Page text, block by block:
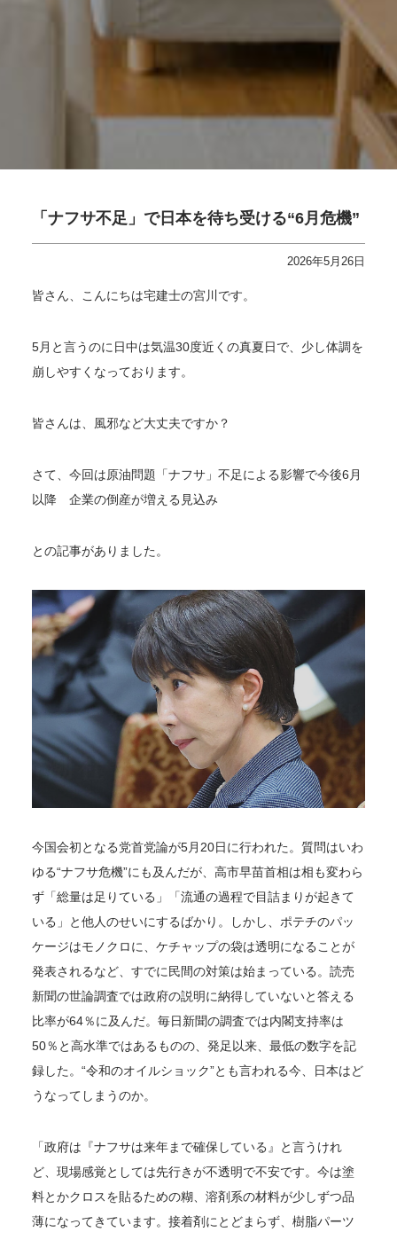
「ナフサ不足」で日本を待ち受ける“6月危機”
2026年5月26日
皆さん、こんにちは宅建士の宮川です。
5月と言うのに日中は気温30度近くの真夏日で、少し体調を
崩しやすくなっております。
皆さんは、風邪など大丈夫ですか？
さて、今回は原油問題「ナフサ」不足による影響で今後6月
以降 企業の倒産が増える見込み
との記事がありました。
今国会初となる党首党論が5月20日に行われた。質問はいわ
ゆる“ナフサ危機”にも及んだが、高市早苗首相は相も変わら
ず「総量は足りている」「流通の過程で目詰まりが起きて
いる」と他人のせいにするばかり。しかし、ポテチのパッ
ケージはモノクロに、ケチャップの袋は透明になることが
発表されるなど、すでに民間の対策は始まっている。読売
新聞の世論調査では政府の説明に納得していないと答える
比率が64％に及んだ。毎日新聞の調査では内閣支持率は
50％と高水準ではあるものの、発足以来、最低の数字を記
録した。“令和のオイルショック”とも言われる今、日本はど
うなってしまうのか。
「政府は『ナフサは来年まで確保している』と言うけれ
ど、現場感覚としては先行きが不透明で不安です。今は塗
料とかクロスを貼るための糊、溶剤系の材料が少しずつ品
薄になってきています。接着剤にとどまらず、樹脂パーツ